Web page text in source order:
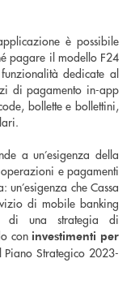
è possibile
pagare il modello F24
dedicate al
di pagamento in-app
bollette e bollettini,
a un’esigenza della
e pagamenti
che Cassa
di mobile banking
di una strategia di
con investimenti per
Piano Strategico 2023-